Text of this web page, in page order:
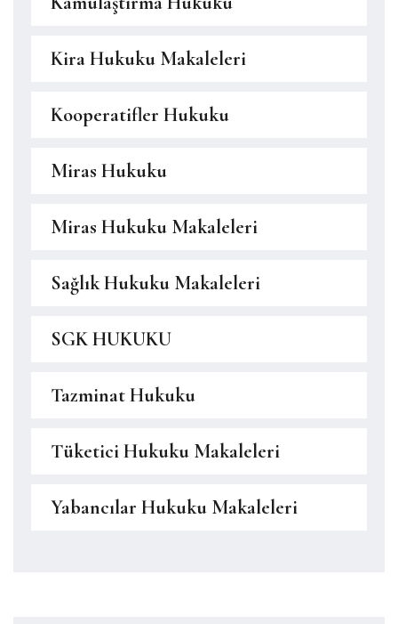
Kira Hukuku Makaleleri
Kooperatifler Hukuku
Miras Hukuku
Miras Hukuku Makaleleri
Sağlık Hukuku Makaleleri
SGK HUKUKU
Tazminat Hukuku
Tüketici Hukuku Makaleleri
Yabancılar Hukuku Makaleleri